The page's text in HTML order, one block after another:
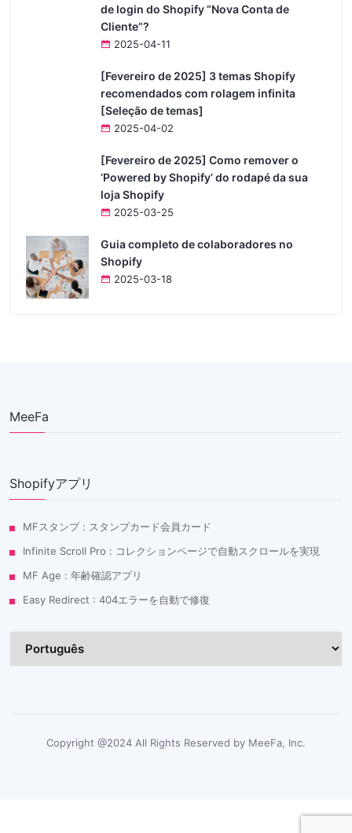
de login do Shopify “Nova Conta de
Cliente”?
2025-04-11
[Fevereiro de 2025] 3 temas Shopify
recomendados com rolagem infinita
[Seleção de temas]
2025-04-02
[Fevereiro de 2025] Como remover o
‘Powered by Shopify’ do rodapé da sua
loja Shopify
2025-03-25
Guia completo de colaboradores no
Shopify
2025-03-18
MeeFa
Shopifyアプリ
MFスタンプ : スタンプカード会員カード
Infinite Scroll Pro : コレクションページで自動スクロールを実現
MF Age : 年齢確認アプリ
Easy Redirect : 404エラーを自動で修復
Copyright @2024 All Rights Reserved by MeeFa, Inc.